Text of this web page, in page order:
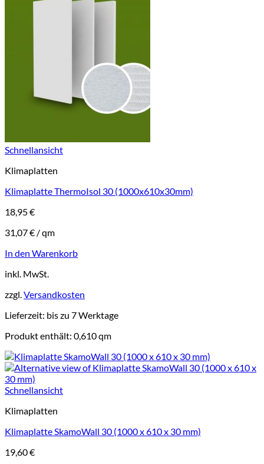
Schnellansicht
Klimaplatten
Klimaplatte ThermoIsol 30 (1000x610x30mm)
18,95€
31,07€ /qm
In den Warenkorb
inkl. MwSt.
zzgl.Versandkosten
Lieferzeit: bis zu 7 Werktage
Produkt enthält: 0,610qm
Schnellansicht
Klimaplatten
Klimaplatte SkamoWall 30 (1000 x 610 x 30 mm)
19,60€